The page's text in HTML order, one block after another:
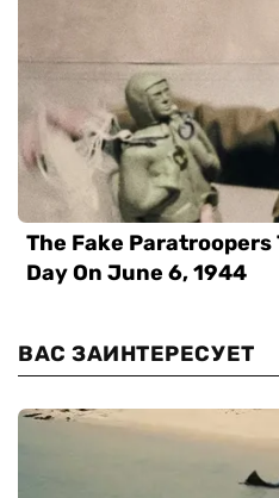
ВАС ЗАИНТЕРЕСУЕТ